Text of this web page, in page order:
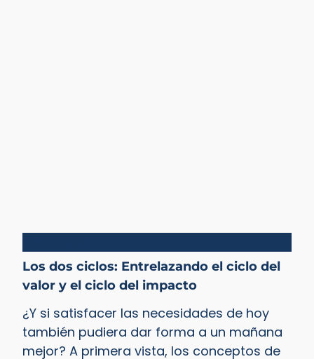
Los dos ciclos: Entrelazando el ciclo del
valor y el ciclo del impacto
¿Y si satisfacer las necesidades de hoy
también pudiera dar forma a un mañana
mejor? A primera vista, los conceptos de